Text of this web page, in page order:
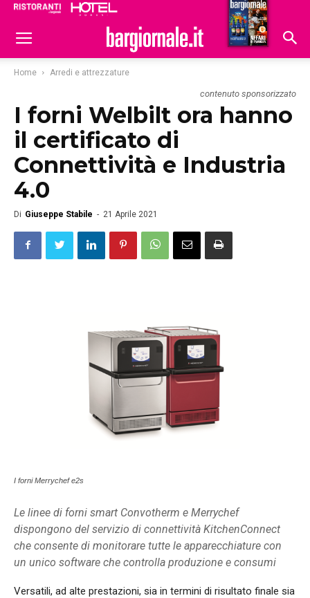
Hoteldomani
Home Arredi e attrezzature
contenuto sponsorizzato
I forni Welbilt ora hanno
il certificato di
Connettività e Industria
4.0
Di Giuseppe Stabile - 21 Aprile 2021
I forni Merrychef e2s
Le linee di forni smart Convotherm e Merrychef
dispongono del servizio di connettività KitchenConnect
che consente di monitorare tutte le apparecchiature con
un unico software che controlla produzione e consumi
Versatili, ad alte prestazioni, sia in termini di risultato finale sia